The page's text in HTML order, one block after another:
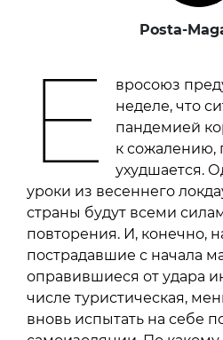
Posta-
Е
вросоюз
неделе, что
пандемией
к сожалению,
ухудшается.
уроки из весеннего
страны будут всеми
повторения. И, конечно,
пострадавшие с начала
оправившиеся от удара
числе туристическая,
вновь испытать на себе